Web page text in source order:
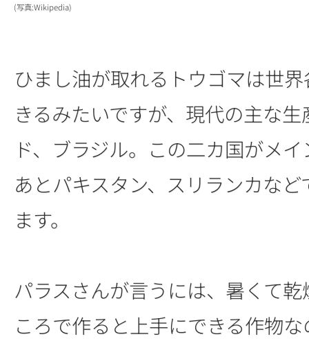
(写真:Wikipedia)
ひまし油が取れるトウゴマは世
きるみたいですが、現代の主な
ド、ブラジル。この二カ国がメ
あとパキスタン、スリランカな
ます。
パラスさんが言うには、暑くて
ころで作ると上手にできる作物